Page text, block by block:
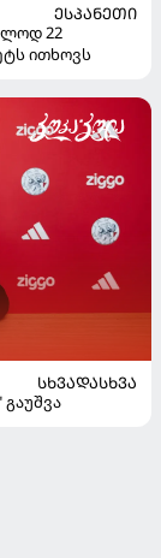
ᲔᲡᲞᲐᲜᲔᲗᲘ
22
ითხოვს
ᲡᲮᲕᲐᲓᲐᲡᲮᲕᲐ